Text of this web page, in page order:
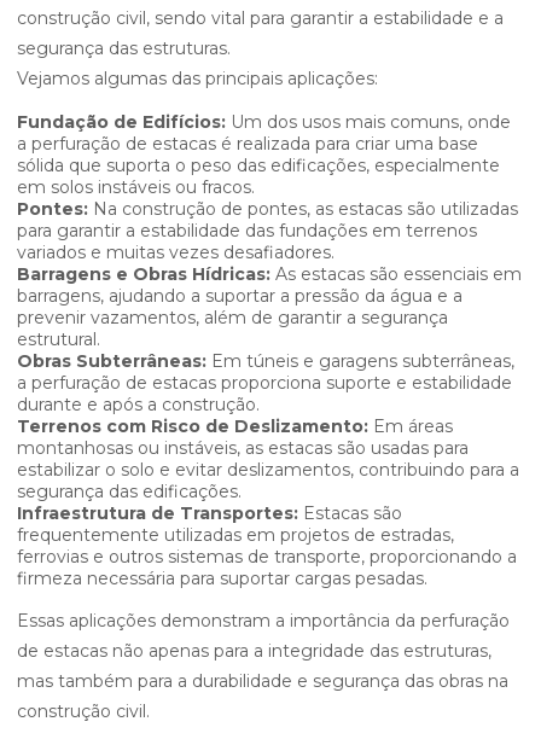
construção civil, sendo vital para garantir a estabilidade e a
segurança das estruturas.
Vejamos algumas das principais aplicações:
Fundação de Edifícios: Um dos usos mais comuns, onde
a perfuração de estacas é realizada para criar uma base
sólida que suporta o peso das edificações, especialmente
em solos instáveis ou fracos.
Pontes: Na construção de pontes, as estacas são utilizadas
para garantir a estabilidade das fundações em terrenos
variados e muitas vezes desafiadores.
Barragens e Obras Hídricas: As estacas são essenciais em
barragens, ajudando a suportar a pressão da água e a
prevenir vazamentos, além de garantir a segurança
estrutural.
Obras Subterrâneas: Em túneis e garagens subterrâneas,
a perfuração de estacas proporciona suporte e estabilidade
durante e após a construção.
Terrenos com Risco de Deslizamento: Em áreas
montanhosas ou instáveis, as estacas são usadas para
estabilizar o solo e evitar deslizamentos, contribuindo para a
segurança das edificações.
Infraestrutura de Transportes: Estacas são
frequentemente utilizadas em projetos de estradas,
ferrovias e outros sistemas de transporte, proporcionando a
firmeza necessária para suportar cargas pesadas.
Essas aplicações demonstram a importância da perfuração
de estacas não apenas para a integridade das estruturas,
mas também para a durabilidade e segurança das obras na
construção civil.